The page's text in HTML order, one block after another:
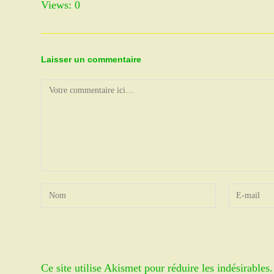
Views: 0
Laisser un commentaire
Comment
Enter
to
Enter
comment
Ce site utilise Akismet pour réduire les